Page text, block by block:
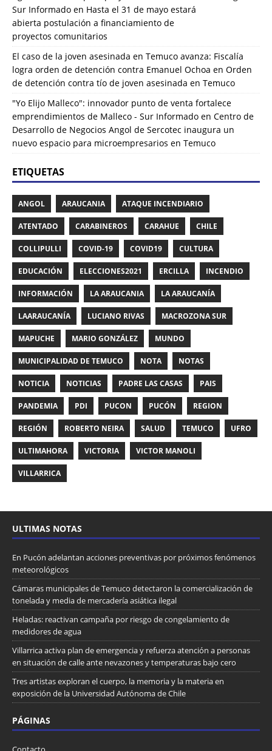
Sur Informado en Hasta el 31 de mayo estará
abierta postulación a financiamiento de
proyectos comunitarios
El caso de la joven asesinada en Temuco avanza: Fiscalía
logra orden de detención contra Emanuel Ochoa en Orden
de detención contra tío de joven asesinada en Temuco
"Yo Elijo Malleco": innovador punto de venta fortalece
emprendimientos de Malleco - Sur Informado en Centro de
Desarrollo de Negocios Angol de Sercotec inaugura un
nuevo espacio para microempresarios en Temuco
ETIQUETAS
ANGOL ARAUCANIA ATAQUE INCENDIARIO
ATENTADO CARABINEROS CARAHUE CHILE
COLLIPULLI COVID-19 COVID19 CULTURA
EDUCACIÓN ELECCIONES2021 ERCILLA INCENDIO
INFORMACIÓN LA ARAUCANIA LA ARAUCANÍA
LAARAUCANÍA LUCIANO RIVAS MACROZONA SUR
MAPUCHE MARIO GONZÁLEZ MUNDO
MUNICIPALIDAD DE TEMUCO NOTA NOTAS
NOTICIA NOTICIAS PADRE LAS CASAS PAIS
PANDEMIA PDI PUCON PUCÓN REGION
REGIÓN ROBERTO NEIRA SALUD TEMUCO UFRO
ULTIMAHORA VICTORIA VICTOR MANOLI
VILLARRICA
ULTIMAS NOTAS
En Pucón adelantan acciones preventivas por próximos fenómenos
meteorológicos
Cámaras municipales de Temuco detectaron la comercialización de
tonelada y media de mercadería asiática ilegal
Heladas: reactivan campaña por riesgo de congelamiento de
medidores de agua
Villarrica activa plan de emergencia y refuerza atención a personas
en situación de calle ante nevazones y temperaturas bajo cero
Tres artistas exploran el cuerpo, la memoria y la materia en
exposición de la Universidad Autónoma de Chile
PÁGINAS